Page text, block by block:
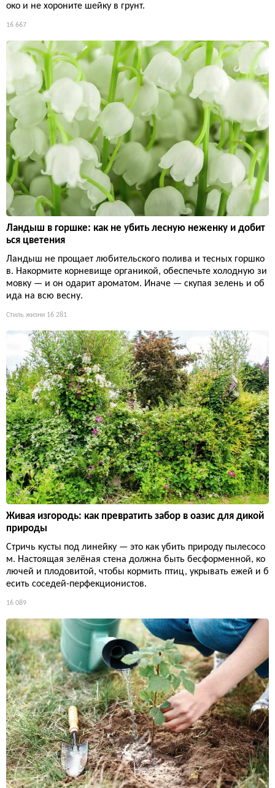
око и не хороните шейку в грунт.
16 667
Ландыш в горшке: как не убить лесную неженку и добит
ься цветения
Ландыш не прощает любительского полива и тесных горшко
в. Накормите корневище органикой, обеспечьте холодную зи
мовку — и он одарит ароматом. Иначе — скупая зелень и об
ида на всю весну.
Стиль жизни 16 281
Живая изгородь: как превратить забор в оазис для дикой
природы
Стричь кусты под линейку — это как убить природу пылесосо
м. Настоящая зелёная стена должна быть бесформенной, ко
лючей и плодовитой, чтобы кормить птиц, укрывать ежей и б
есить соседей-перфекционистов.
16 089